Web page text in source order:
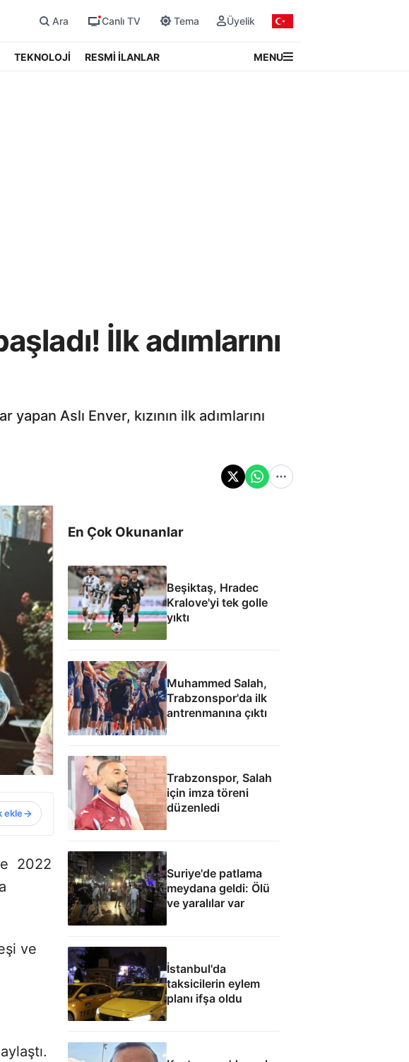
Ara Canlı TV Tema Üyelik
TEKNOLOJİ RESMİ İLANLAR MENU
İlk adımlarını
Aslı Enver, kızının ilk adımlarını
ekle
2022
ve
En Çok Okunanlar
Beşiktaş, Hradec
Kralove'yi tek golle
yıktı
Muhammed Salah,
Trabzonspor'da ilk
antrenmanına çıktı
Trabzonspor, Salah
için imza töreni
düzenledi
Suriye'de patlama
meydana geldi: Ölü
ve yaralılar var
İstanbul'da
taksicilerin eylem
planı ifşa oldu